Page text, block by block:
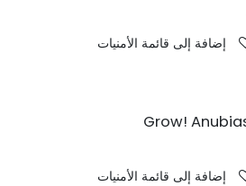
إضافة إلى قائمة الأمنيات
إضافة إلى قائمة الأمنيات